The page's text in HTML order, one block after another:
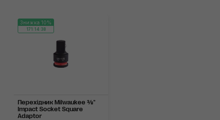
Знижка 10%
171:14:38
Перехідник Milwaukee ⅜"
Impact Socket Square
Adaptor